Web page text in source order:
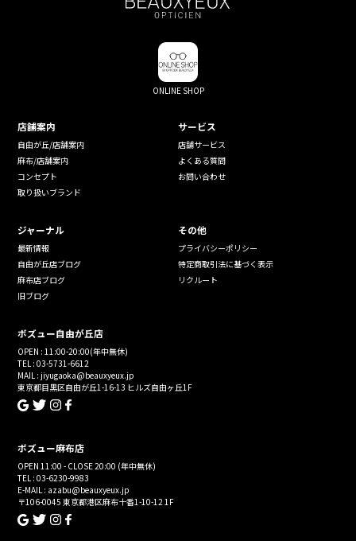
ONLINE SHOP
店舗案内
自由が丘/店舗案内
麻布/店舗案内
コンセプト
取り扱いブランド
サービス
店舗サービス
よくある質問
お問い合わせ
ジャーナル
最新情報
自由が丘店ブログ
麻布店ブログ
旧ブログ
その他
プライバシーポリシー
特定商取引法に基づく表示
リクルート
ボズュー自由が丘店
OPEN : 11:00-20:00(年中無休)
TEL : 03-5731-6612
MAIL : jiyugaoka@beauxyeux.jp
東京都目黒区自由が丘1-16-13 ヒルズ自由ヶ丘1F
ボズュー麻布店
OPEN 11:00 - CLOSE 20:00 (年中無休)
TEL : 03-6230-9983
E-MAIL : azabu@beauxyeux.jp
〒106-0045 東京都港区麻布十番1-10-12 1F